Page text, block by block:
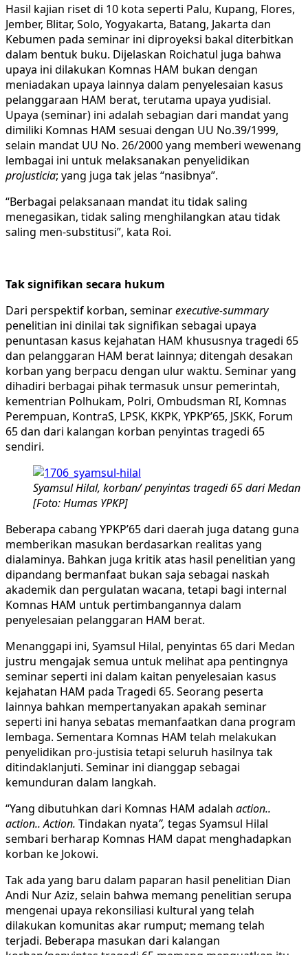
Hasil kajian riset di 10 kota seperti Palu, Kupang, Flores,
Jember, Blitar, Solo, Yogyakarta, Batang, Jakarta dan
Kebumen pada seminar ini diproyeksi bakal diterbitkan
dalam bentuk buku. Dijelaskan Roichatul juga bahwa
upaya ini dilakukan Komnas HAM bukan dengan
meniadakan upaya lainnya dalam penyelesaian kasus
pelanggaraan HAM berat, terutama upaya yudisial.
Upaya (seminar) ini adalah sebagian dari mandat yang
dimiliki Komnas HAM sesuai dengan UU No.39/1999,
selain mandat UU No. 26/2000 yang memberi wewenang
lembagai ini untuk melaksanakan penyelidikan
projusticia; yang juga tak jelas “nasibnya”.
“Berbagai pelaksanaan mandat itu tidak saling
menegasikan, tidak saling menghilangkan atau tidak
saling men-substitusi”, kata Roi.
Tak signifikan secara hukum
Dari perspektif korban, seminarexecutive-summary
penelitian ini dinilai tak signifikan sebagai upaya
penuntasan kasus kejahatan HAM khususnya tragedi 65
dan pelanggaran HAM berat lainnya; ditengah desakan
korban yang berpacu dengan ulur waktu. Seminar yang
dihadiri berbagai pihak termasuk unsur pemerintah,
kementrian Polhukam, Polri, Ombudsman RI, Komnas
Perempuan, KontraS, LPSK, KKPK, YPKP’65, JSKK, Forum
65 dan dari kalangan korban penyintas tragedi 65
sendiri.
Syamsul Hilal, korban/ penyintas tragedi 65 dari Medan
[Foto: Humas YPKP]
Beberapa cabang YPKP’65 dari daerah juga datang guna
memberikan masukan berdasarkan realitas yang
dialaminya. Bahkan juga kritik atas hasil penelitian yang
dipandang bermanfaat bukan saja sebagai naskah
akademik dan pergulatan wacana, tetapi bagi internal
Komnas HAM untuk pertimbangannya dalam
penyelesaian pelanggaran HAM berat.
Menanggapi ini, Syamsul Hilal, penyintas 65 dari Medan
justru mengajak semua untuk melihat apa pentingnya
seminar seperti ini dalam kaitan penyelesaian kasus
kejahatan HAM pada Tragedi 65. Seorang peserta
lainnya bahkan mempertanyakan apakah seminar
seperti ini hanya sebatas memanfaatkan dana program
lembaga. Sementara Komnas HAM telah melakukan
penyelidikan pro-justisia tetapi seluruh hasilnya tak
ditindaklanjuti. Seminar ini dianggap sebagai
kemunduran dalam langkah.
“Yang dibutuhkan dari Komnas HAM adalah action..
action.. Action. Tindakan nyata”, tegas Syamsul Hilal
sembari berharap Komnas HAM dapat menghadapkan
korban ke Jokowi.
Tak ada yang baru dalam paparan hasil penelitian Dian
Andi Nur Aziz, selain bahwa memang penelitian serupa
mengenai upaya rekonsiliasi kultural yang telah
dilakukan komunitas akar rumput; memang telah
terjadi. Beberapa masukan dari kalangan